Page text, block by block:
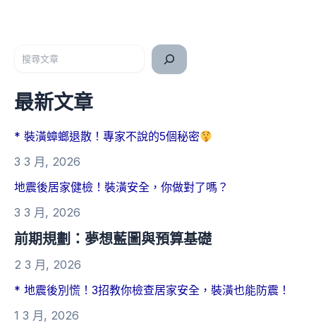
最新文章
* 裝潢蟑螂退散！專家不說的5個秘密
3 3 月, 2026
地震後居家健檢！裝潢安全，你做對了嗎？
3 3 月, 2026
前期規劃：夢想藍圖與預算基礎
2 3 月, 2026
* 地震後別慌！3招教你檢查居家安全，裝潢也能防震！
1 3 月, 2026